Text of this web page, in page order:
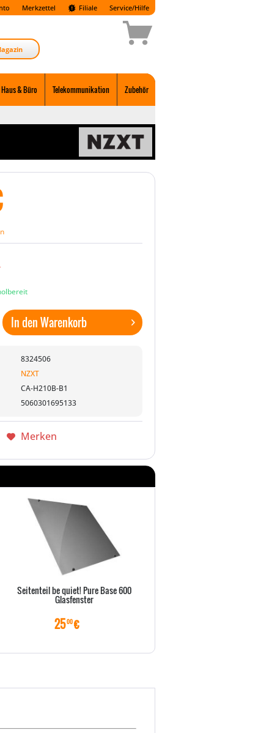
Merkzettel Filiale Service/Hilfe
Haus & Büro Telekommunikation Zubehör
In denWarenkorb
8324506
NZXT
CA-H210B-B1
5060301695133
Merken
Seitenteil be quiet! Pure Base 600
Glasfenster
2500€